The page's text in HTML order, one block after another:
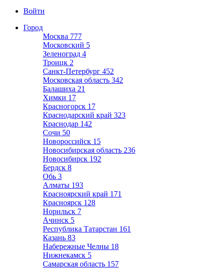
Войти
Город
Москва 777
Московский 5
Зеленоград 4
Троицк 2
Санкт-Петербург 452
Московская область 342
Балашиха 21
Химки 17
Красногорск 17
Краснодарский край 323
Краснодар 142
Сочи 50
Новороссийск 15
Новосибирская область 236
Новосибирск 192
Бердск 8
Обь 3
Алматы 193
Красноярский край 171
Красноярск 128
Норильск 7
Ачинск 5
Республика Татарстан 161
Казань 83
Набережные Челны 18
Нижнекамск 5
Самарская область 157